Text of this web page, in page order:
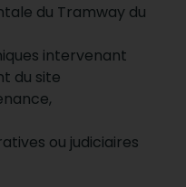
du Tramway du
intervenant
du site
ou judiciaires